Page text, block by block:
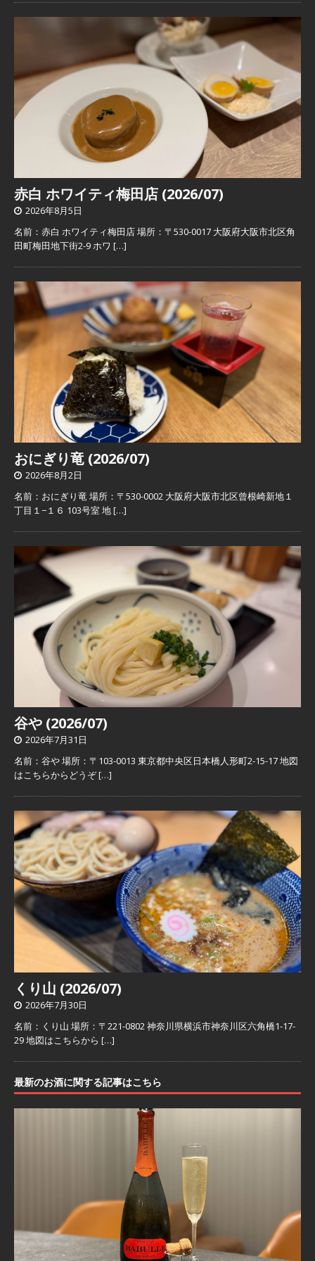
赤白 ホワイティ梅田店 (2026/07)
2026年8月5日
名前：赤白 ホワイティ梅田店 場所：〒530-0017 大阪府大阪市北区角
田町梅田地下街2-9 ホワ […]
おにぎり竜 (2026/07)
2026年8月2日
名前：おにぎり竜 場所：〒530-0002 大阪府大阪市北区曾根崎新地１
丁目１−１６ 103号室 地[…]
谷や (2026/07)
2026年7月31日
名前：谷や 場所：〒103-0013 東京都中央区日本橋人形町2-15-17 地図
はこちらからどうぞ[…]
くり山 (2026/07)
2026年7月30日
名前：くり山 場所：〒221-0802 神奈川県横浜市神奈川区六角橋1-17-
29 地図はこちらから […]
最新のお酒に関する記事はこちら